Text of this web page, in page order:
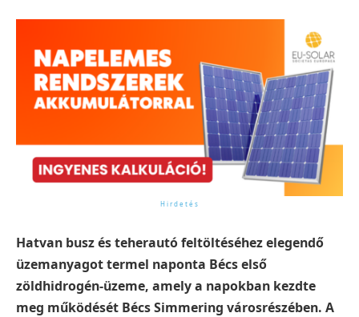
Hatvan busz és teherautó feltöltéséhez elegendő
üzemanyagot termel naponta Bécs első
zöldhidrogén-üzeme, amely a napokban kezdte
meg működését Bécs Simmering városrészében. A